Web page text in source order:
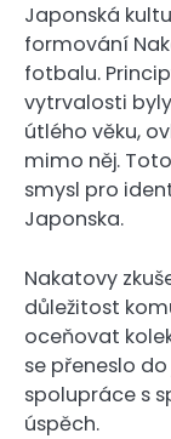
Japonská
formování
fotbalu.
vytrvalosti
útlého věku,
mimo něj.
smysl pro
Japonska.
Nakatovy
důležitost
oceňovat
se přeneslo
spolupráce s
úspěch.